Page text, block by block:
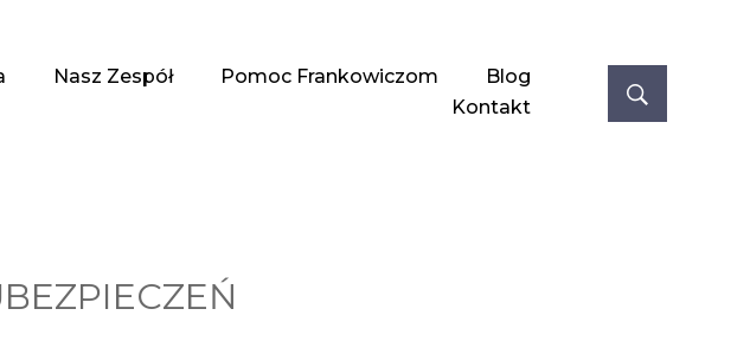
Nasz Zespół Pomoc Frankowiczom
Blog
Kontakt